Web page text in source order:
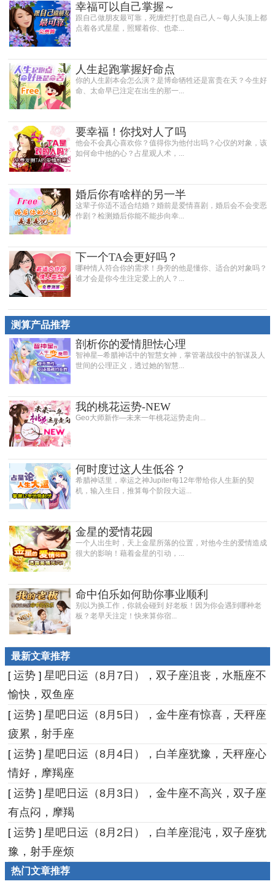
幸福可以自己掌握～
跟自己做朋友最可靠，死缠烂打也是自己人～每人头顶上都
点着各式星星，照耀着你、也牵...
人生起跑掌握好命点
你的人生剧本会怎么演？是博命牺牲还是富贵在天？今生好
命、太命早已注定在出生的那一...
要幸福！你找对人了吗
他会不会真心喜欢你？值得你为他付出吗？心仪的对象，该
如何命中他的心？占星观人术，...
婚后你有啥样的另一半
这辈子你适不适合结婚？婚前是爱情喜剧，婚后会不会变恶
作剧？检测婚后你能不能步向幸...
下一个TA会更好吗？
哪种情人符合你的需求！身旁的他是懂你、适合的对象吗？
谁才会是你今生注定爱上的人？...
测算产品推荐
剖析你的爱情胆怯心理
智神星─希腊神话中的智慧女神，掌管著战役中的智谋及人
世间的公理正义，透过她的智慧...
我的桃花运势-NEW
Geo大师新作—未来一年桃花运势走向...
何时度过这人生低谷？
希腊神话里，幸运之神Jupiter每12年带给你人生新的契
机，输入生日，推算每个阶段大运...
金星的爱情花园
一个人出生时，天上金星所落的位置，对他今生的爱情造成
很大的影响！藉着金星的引动，...
命中伯乐如何助你事业顺利
别以为换工作，你就会碰到 好老板！因为你会遇到哪种老
板？老早天注定！快来算你宿...
最新文章推荐
[ 运势 ] 星吧日运（8月7日），双子座沮丧，水瓶座不
愉快，双鱼座
[ 运势 ] 星吧日运（8月5日），金牛座有惊喜，天秤座
疲累，射手座
[ 运势 ] 星吧日运（8月4日），白羊座犹豫，天秤座心
情好，摩羯座
[ 运势 ] 星吧日运（8月3日），金牛座不高兴，双子座
有点闷，摩羯
[ 运势 ] 星吧日运（8月2日），白羊座混沌，双子座犹
豫，射手座烦
热门文章推荐